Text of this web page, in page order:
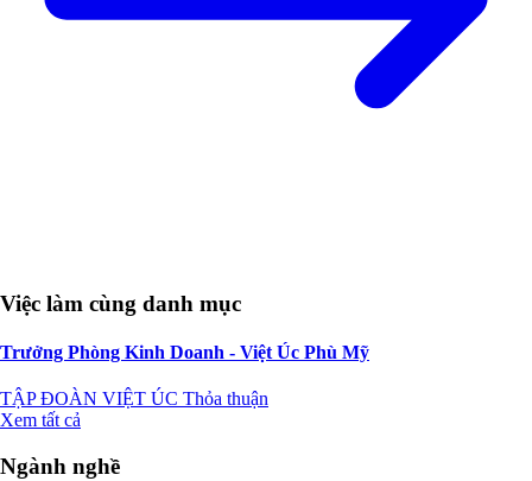
Việc làm cùng danh mục
Trưởng Phòng Kinh Doanh - Việt Úc Phù Mỹ
TẬP ĐOÀN VIỆT ÚC Thỏa thuận
Xem tất cả
Ngành nghề